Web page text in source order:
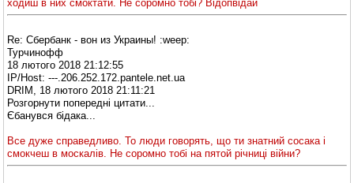
ходиш в них смоктати. Не соромно тобі? Відопвідай
Re: Сбербанк - вон из Украины! :weep:
Турчинофф
18 лютого 2018 21:12:55
IP/Host: ---.206.252.172.pantele.net.ua
DRIM, 18 лютого 2018 21:11:21
Розгорнути попередні цитати...
Єбанувся бідака...
Все дуже справедливо. То люди говорять, що ти знатний сосака і
смокчеш в москалів. Не соромно тобі на пятой річниці війни?